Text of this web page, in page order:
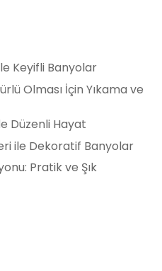
Keyifli Banyolar
Olması İçin Yıkama ve
Düzenli Hayat
ile Dekoratif Banyolar
Pratik ve Şık